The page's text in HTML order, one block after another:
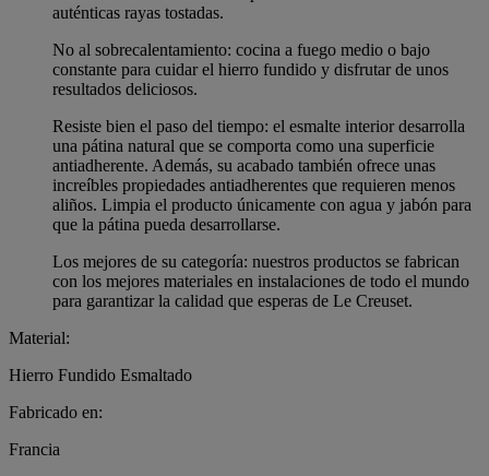
auténticas rayas tostadas.
No al sobrecalentamiento: cocina a fuego medio o bajo
constante para cuidar el hierro fundido y disfrutar de unos
resultados deliciosos.
Resiste bien el paso del tiempo: el esmalte interior desarrolla
una pátina natural que se comporta como una superficie
antiadherente. Además, su acabado también ofrece unas
increíbles propiedades antiadherentes que requieren menos
aliños. Limpia el producto únicamente con agua y jabón para
que la pátina pueda desarrollarse.
Los mejores de su categoría: nuestros productos se fabrican
con los mejores materiales en instalaciones de todo el mundo
para garantizar la calidad que esperas de Le Creuset.
Material:
Hierro Fundido Esmaltado
Fabricado en:
Francia